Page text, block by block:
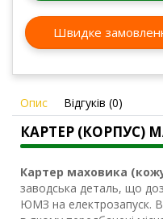
Швидке
Опис Відгуків (0)
КАРТЕР (КОРПУС)
Картер маховика
заводська деталь, що
ЮМЗ на електрозапуск.